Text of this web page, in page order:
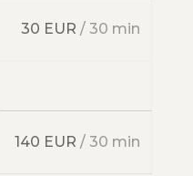
30 EUR / 30 min
140 EUR / 30 min